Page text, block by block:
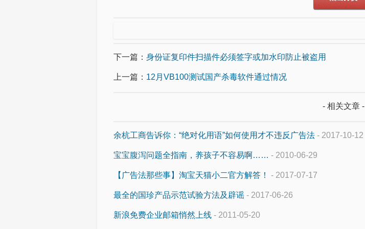
下一篇： 身份证复印件扫描件必须签字或加水印防止被盗用
上一篇： 12月VB100测试国产杀毒软件通过情况
- 相关文章 -
余杭工商告诉你：“绝对化用语”如何使用才不违反广告法 - 2017-10-12
宝宝腹泻问题全指南，养孩子不容易啊…… - 2010-06-29
【广告法那些事】淘宝天猫小二官方解答！ - 2017-07-17
最全的国珍产品示范试验方法及辟谣 - 2017-06-26
新浪免费企业邮箱悄然上线 - 2011-05-20